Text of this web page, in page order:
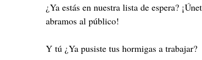
¿Ya estás en nuestra lista de espera?
abramos al público!
Y tú ¿Ya pusiste tus hormigas a trabajar?